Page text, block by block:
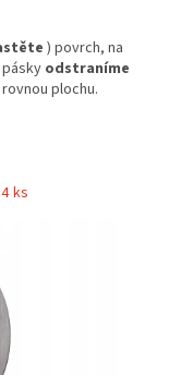
) povrch, na
odstraníme
plochu.
ks